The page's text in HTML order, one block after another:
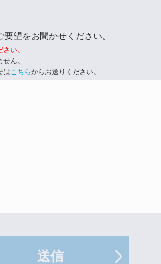
望をお聞かせください。
い。
ん。
はこちらからお送りください。
送信